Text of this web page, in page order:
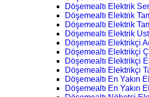
Döşemealtı Elektrik
Döşemealtı Elektrik
Döşemealtı Elektrik
Döşemealtı Elektrik
Döşemealtı Elektrikçi
Döşemealtı Elektrikçi
Döşemealtı Elektrikçi
Döşemealtı Elektrikçi
Döşemealtı En Yakın
Döşemealtı En Yakın